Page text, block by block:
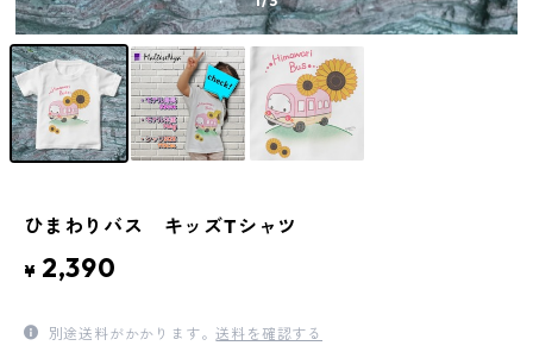
ひまわりバス キッズTシャツ
¥ 2,390
別途送料がかかります。送料を確認する